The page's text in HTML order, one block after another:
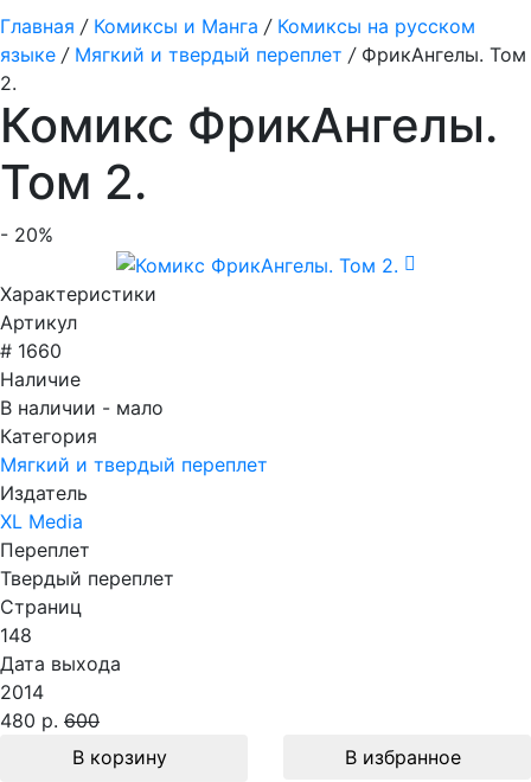
Главная / Комиксы и Манга / Комиксы на русском
языке / Мягкий и твердый переплет / ФрикАнгелы. Том
2.
Комикс ФрикАнгелы.
Том 2.
- 20%
Характеристики
Артикул
# 1660
Наличие
В наличии - мало
Категория
Мягкий и твердый переплет
Издатель
XL Media
Переплет
Твердый переплет
Страниц
148
Дата выхода
2014
480 р. 600
В корзину
В избранное